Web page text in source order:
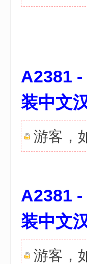
A2381
装中文
游客，
A2381
装中文
游客，